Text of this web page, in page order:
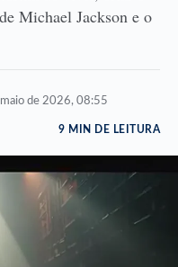
Michael Jackson e o
de 2026, 08:55
9 MIN DE LEITURA